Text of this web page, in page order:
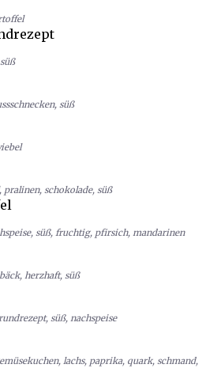
süß
, süß
, pralinen, schokolade, süß
, süß, fruchtig, pfirsich, mandarinen
, herzhaft, süß
, süß, nachspeise
, lachs, paprika, quark, schmand,